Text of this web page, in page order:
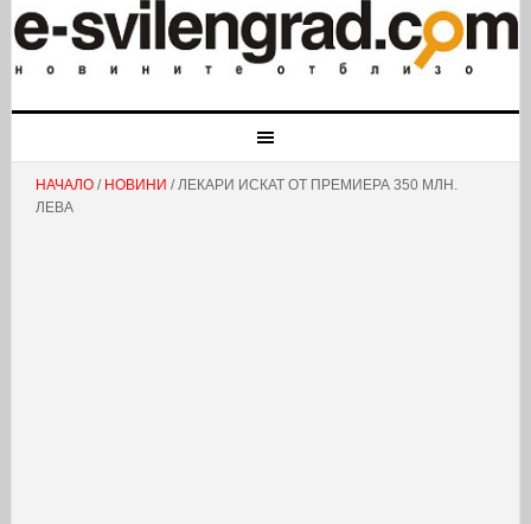
НАЧАЛО/ НОВИНИ / ЛЕКАРИ ИСКАТ ОТ ПРЕМИЕРА 350 МЛН.
ЛЕВА